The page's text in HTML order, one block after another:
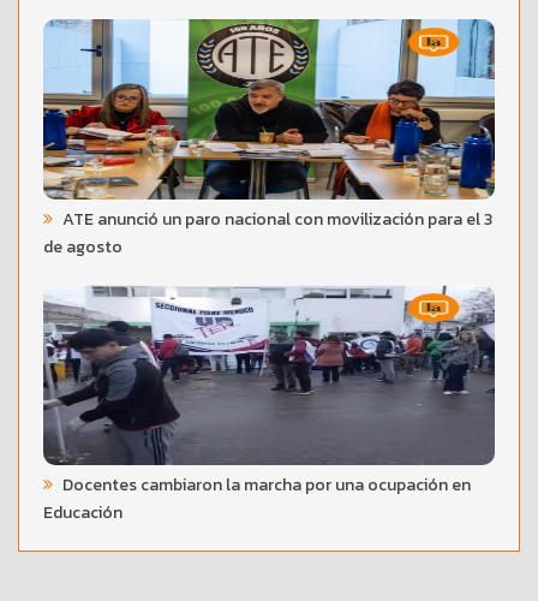
ATE anunció un paro nacional con movilización para el 3
de agosto
Docentes cambiaron la marcha por una ocupación en
Educación